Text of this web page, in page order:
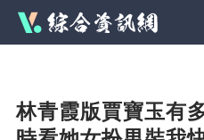
林青霞版賈寶玉有